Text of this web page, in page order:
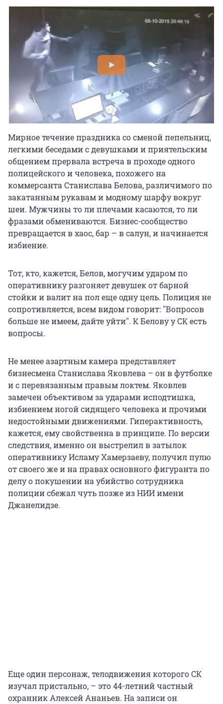
Мирное течение праздника со сменой пепельниц,
легкими беседами с девушками и приятельским
общением прервала встреча в проходе одного
полицейского и человека, похожего на
коммерсанта Станислава Белова, различимого по
закатанным рукавам и модному шарфу вокруг
шеи. Мужчины то ли плечами касаются, то ли
фразами обмениваются. Бизнес-сообщество
превращается в хаос, бар – в салун, и начинается
избиение.
Тот, кто, кажется, Белов, могучим ударом по
оперативнику разгоняет девушек от барной
стойки и валит на пол еще одну цель. Полиция не
сопротивляется, всем видом говорит: "Вопросов
больше не имеем, дайте уйти". К Белову у СК есть
вопросы.
Не менее азартным камера представляет
бизнесмена Станислава Яковлева – он в футболке
и с перевязанным правым локтем. Яковлев
замечен объективом за ударами исподтишка,
избиением ногой сидящего человека и прочими
недостойными движениями. Гиперактивность,
кажется, ему свойственна в принципе. По версии
следствия, именно он выстрелил в затылок
оперативнику Исламу Хамерзаеву, получил пулю
от своего же и на правах основного фигуранта по
делу о покушении на убийство сотрудника
полиции сбежал чуть позже из НИИ имени
Джанелидзе.
Еще один персонаж, телодвижения которого СК
изучал пристально, – это 44-летний частный
охранник Алексей Ананьев. На записи он